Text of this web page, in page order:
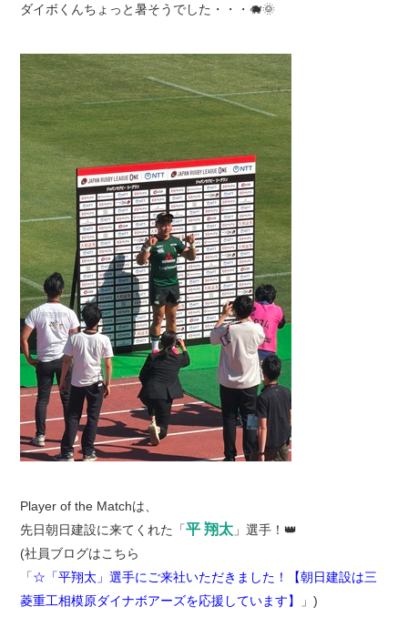
ダイボくんちょっと暑そうでした・・・🐗🌞
Player of the Matchは、
先日朝日建設に来てくれた「平 翔太」選手！👑
(社員ブログはこちら
「☆「平翔太」選手にご来社いただきました！【朝日建設は三
菱重工相模原ダイナボアーズを応援しています】
」)